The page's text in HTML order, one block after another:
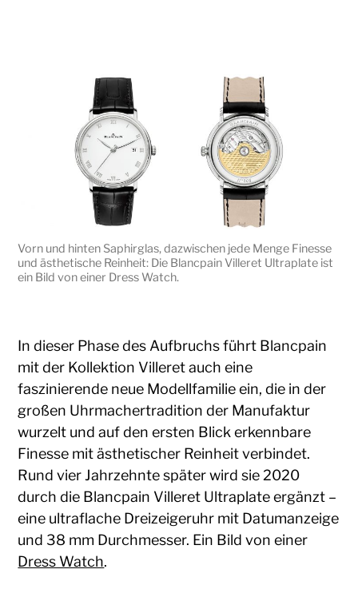
Vorn und hinten Saphirglas, dazwischen jede Menge Finesse
und ästhetische Reinheit: Die Blancpain Villeret Ultraplate ist
ein Bild von einer Dress Watch.
In dieser Phase des Aufbruchs führt Blancpain
mit der Kollektion Villeret auch eine
faszinierende neue Modellfamilie ein, die in der
großen Uhrmachertradition der Manufaktur
wurzelt und auf den ersten Blick erkennbare
Finesse mit ästhetischer Reinheit verbindet.
Rund vier Jahrzehnte später wird sie 2020
durch die Blancpain Villeret Ultraplate ergänzt –
eine ultraflache Dreizeigeruhr mit Datumanzeige
und 38 mm Durchmesser. Ein Bild von einer
Dress Watch.